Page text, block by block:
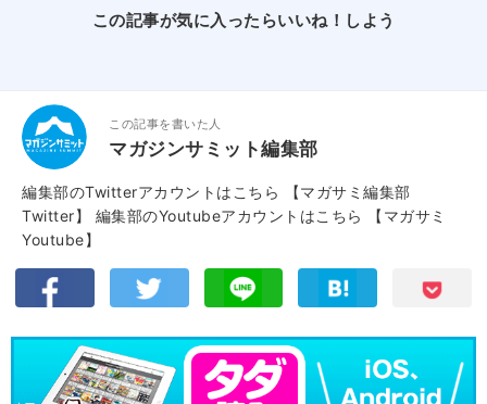
この記事が気に入ったらいいね！しよう
この記事を書いた人
マガジンサミット編集部
編集部のTwitterアカウントはこちら
【マガサミ編集部
Twitter】
編集部のYoutubeアカウントはこちら
【マガサミ
Youtube】